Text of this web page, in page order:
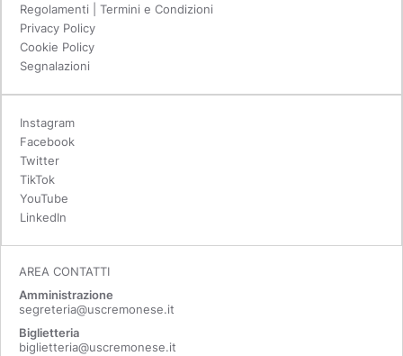
Regolamenti | Termini e Condizioni
Privacy Policy
Cookie Policy
Segnalazioni
Instagram
Facebook
Twitter
TikTok
YouTube
LinkedIn
AREA CONTATTI
Amministrazione
segreteria@uscremonese.it
Biglietteria
biglietteria@uscremonese.it